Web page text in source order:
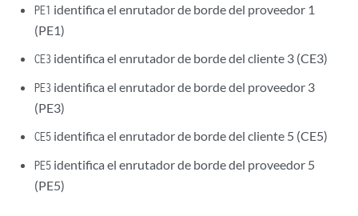
PE1 identifica el enrutador de borde del proveedor 1
(PE1)
CE3 identifica el enrutador de borde del cliente 3 (CE3)
PE3 identifica el enrutador de borde del proveedor 3
(PE3)
CE5 identifica el enrutador de borde del cliente 5 (CE5)
PE5 identifica el enrutador de borde del proveedor 5
(PE5)